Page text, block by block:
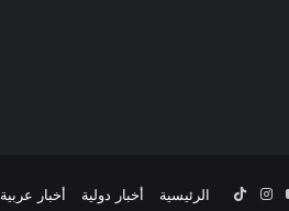
الرئيسية أخبار دولية أخبار عربية ‫YouTubeانستقرام‫TikTok